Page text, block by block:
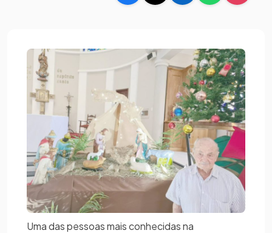
Uma das pessoas mais conhecidas na